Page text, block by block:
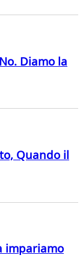
Diamo la
Quando il
impariamo